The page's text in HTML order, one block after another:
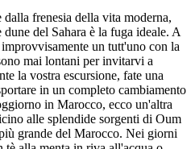
frenesia della vita moderna,
del Sahara è la fuga ideale. A
un tutt'uno con la
mai lontani per invitarvi a
la vostra escursione, fate una
in un completo cambiamento
in Marocco, ecco un'altra
alle splendide sorgenti di Oum
grande del Marocco. Nei giorni